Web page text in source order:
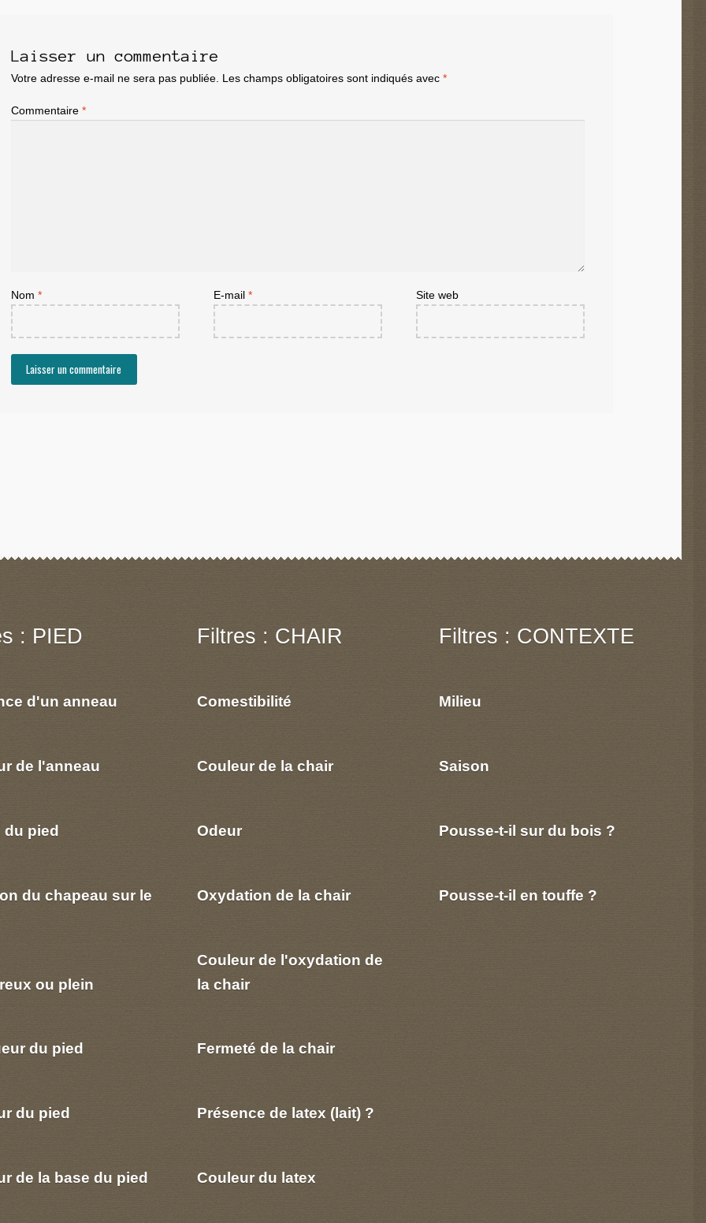
Laisser un commentaire
Votre adresse e-mail ne sera pas publiée. Les champs obligatoires sont indiqués avec *
Commentaire *
Nom * E-mail * Site web
: PIED
d'un anneau
de l'anneau
du pied
du chapeau sur le
ou plein
du pied
du pied
de la base du pied
Filtres : CHAIR
Comestibilité
Couleur de la chair
Odeur
Oxydation de la chair
Couleur de l'oxydation de
la chair
Fermeté de la chair
Présence de latex (lait) ?
Couleur du latex
Filtres : CONTEXTE
Milieu
Saison
Pousse-t-il sur du bois ?
Pousse-t-il en touffe ?